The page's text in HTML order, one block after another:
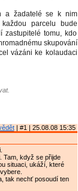
a žadatelé se k nim
parcelu bude
zastupitelé tomu, kdo
skupování
vázáni ke kolaudaci
| #1 | 25.08.08 15:35
Tam, když se přijde
situaci, ukáží, které
tak nechť posoudí ten